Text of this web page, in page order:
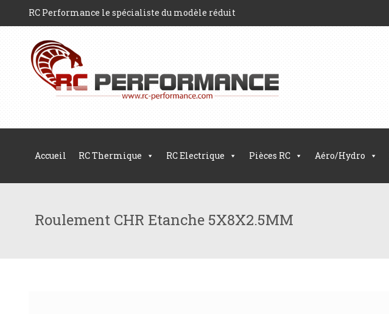
RC Performance le spécialiste du modèle réduit
Accueil RC Thermique RC Electrique Pièces RC Aéro/Hydro
Roulement CHR Etanche 5X8X2.5MM